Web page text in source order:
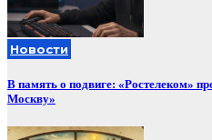
Новости
В память о подвиге: «Ростелеком»
Москву»